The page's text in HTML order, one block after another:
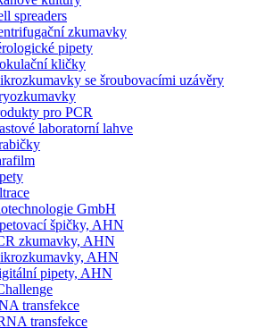
spreaders
zkumavky
pipety
kličky
se šroubovacími uzávěry
pro PCR
laboratorní lahve
GmbH
špičky, AHN
zkumavky, AHN
AHN
pipety, AHN
transfekce
transfekce